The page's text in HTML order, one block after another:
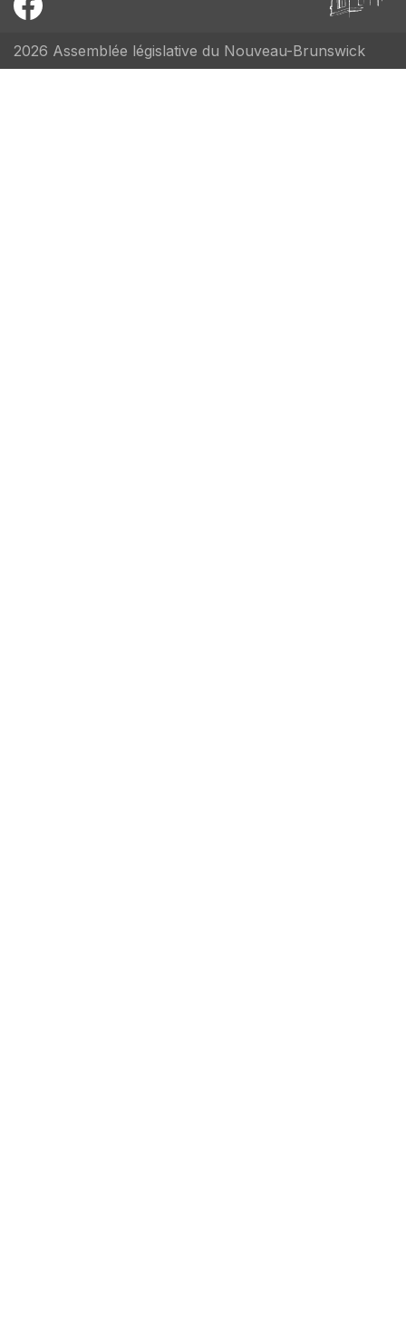
2026 Assemblée législative du Nouveau-Brunswick